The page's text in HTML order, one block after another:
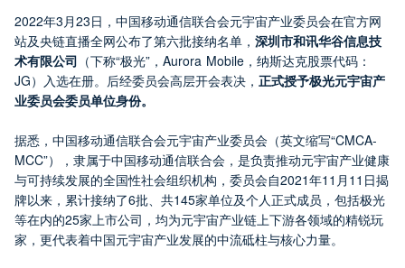
2022年3月23日，中国移动通信联合会元宇宙产业委员会在官方网
站及央链直播全网公布了第六批接纳名单， 深圳市和讯华谷信息技
术有限公司 （下称“极光”，Aurora Mobile，纳斯达克股票代码：
JG）入选在册。后经委员会高层开会表决， 正式授予极光元宇宙产
业委员会委员单位身份。
据悉，中国移动通信联合会元宇宙产业委员会（英文缩写“CMCA-
MCC”），隶属于中国移动通信联合会，是负责推动元宇宙产业健康
与可持续发展的全国性社会组织机构，委员会自2021年11月11日揭
牌以来，累计接纳了6批、共145家单位及个人正式成员，包括极光
等在内的25家上市公司，均为元宇宙产业链上下游各领域的精锐玩
家，更代表着中国元宇宙产业发展的中流砥柱与核心力量。